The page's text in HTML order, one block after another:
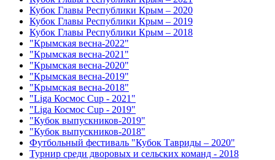
Кубок Главы Республики Крым – 2020
Кубок Главы Республики Крым – 2019
Кубок Главы Республики Крым – 2018
"Крымская весна-2022"
"Крымская весна-2021"
"Крымская весна-2020"
"Крымская весна-2019"
"Крымская весна-2018"
"Liga Космос Cup - 2021"
"Liga Космос Cup - 2019"
"Кубок выпускников-2019"
"Кубок выпускников-2018"
Футбольный фестиваль "Кубок Тавриды – 2020"
Турнир среди дворовых и сельских команд - 2018